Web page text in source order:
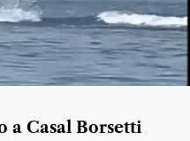
a Casal Borsetti